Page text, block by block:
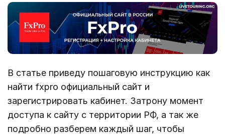
В статье приведу пошаговую инструкцию как
найти fxpro официальный сайт и
зарегистрировать кабинет. Затрону момент
доступа к сайту с территории РФ, а так же
подробно разберем каждый шаг, чтобы